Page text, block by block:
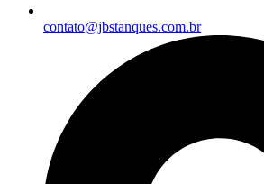
contato@jbstanques.com.br